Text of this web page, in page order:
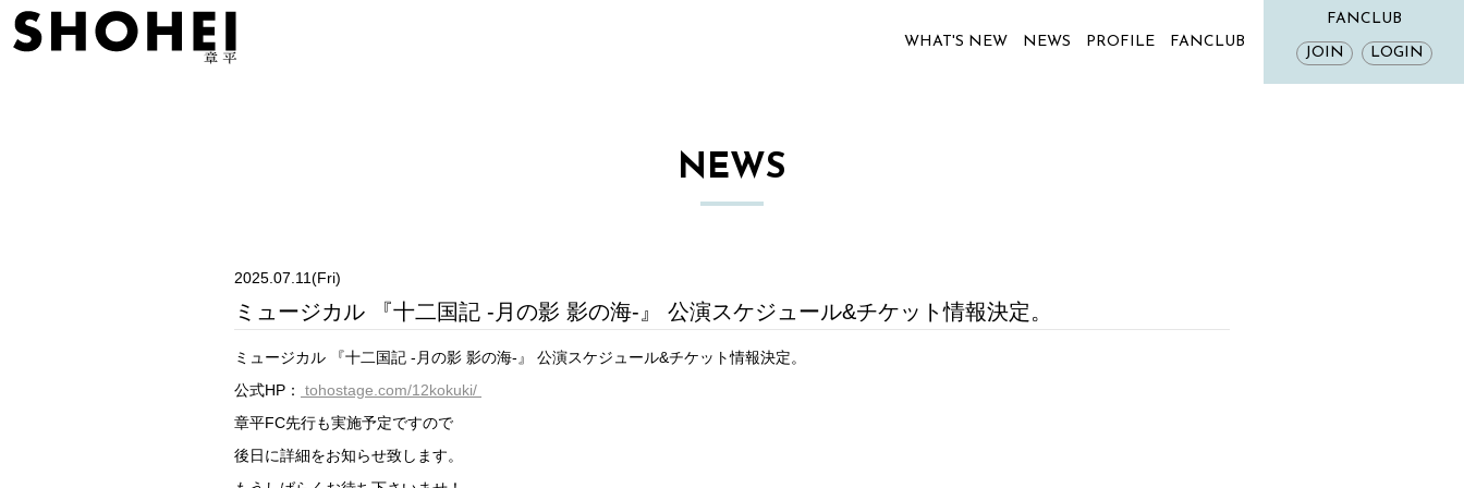
WHAT'S NEW NEWS PROFILE FANCLUB
FANCLUB
JOIN LOGIN
NEWS
2025.07.11(Fri)
ミュージカル 『十二国記 ‐月の影 影の海‐』 公演スケジュール&チケット情報決定。
ミュージカル 『十二国記 ‐月の影 影の海‐』 公演スケジュール&チケット情報決定。
公式HP：
tohostage.com/12kokuki/
章平FC先行も実施予定ですので
後日に詳細をお知らせ致します。